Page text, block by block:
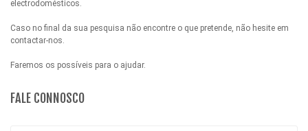
electrodomésticos.
Caso no final da sua pesquisa não encontre o que pretende, não hesite em
contactar-nos.
Faremos os possíveis para o ajudar.
FALE CONNOSCO